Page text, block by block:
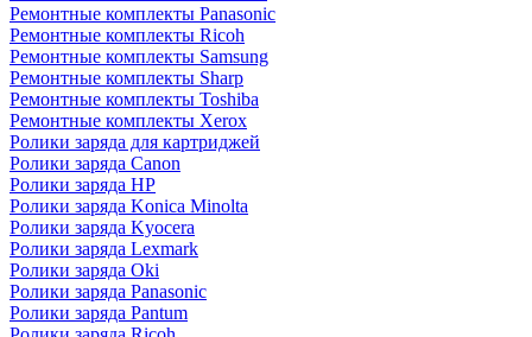
Ремонтные комплекты Panasonic
Ремонтные комплекты Ricoh
Ремонтные комплекты Samsung
Ремонтные комплекты Sharp
Ремонтные комплекты Toshiba
Ремонтные комплекты Xerox
Ролики заряда для картриджей
Ролики заряда Canon
Ролики заряда HP
Ролики заряда Konica Minolta
Ролики заряда Kyocera
Ролики заряда Lexmark
Ролики заряда Oki
Ролики заряда Panasonic
Ролики заряда Pantum